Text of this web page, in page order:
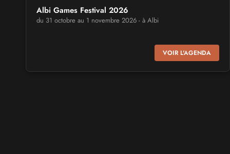
Albi Games Festival 2026
du 31 octobre au 1 novembre 2026 - à Albi
Virtual Calais - salon du jeu vidéo et des loisirs
numériques 2026
VOIR L'AGENDA